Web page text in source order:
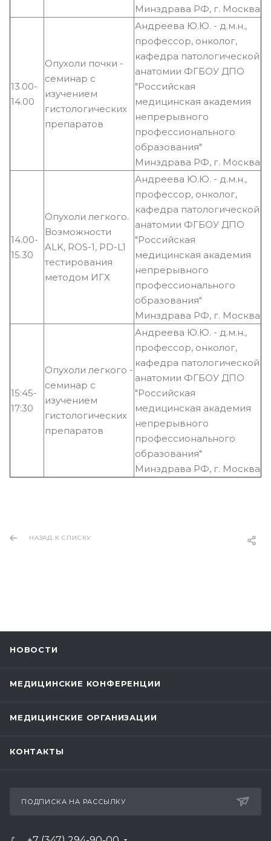
Минздрава РФ, г. Москва
13.00-
14.00
Опухоли почки -
семинар с
изучением
гистологических
препаратов
Андреева Ю.Ю. - д.м.н.,
профессор, онколог,
кафедра патологической
анатомии ФГБОУ ДПО
"Российская
медицинская академия
непрерывного
профессионального
образования"
Минздрава РФ, г. Москва
14.00-
15.30
Опухоли легкого.
Возможности
ALK, ROS-1, PD-L1
тестирования
методом ИГХ
Андреева Ю.Ю. - д.м.н.,
профессор, онколог,
кафедра патологической
анатомии ФГБОУ ДПО
"Российская
медицинская академия
непрерывного
профессионального
образования"
Минздрава РФ, г. Москва
15:45-
17:30
Опухоли легкого -
семинар с
изучением
гистологических
препаратов
Андреева Ю.Ю. - д.м.н.,
профессор, онколог,
кафедра патологической
анатомии ФГБОУ ДПО
"Российская
медицинская академия
непрерывного
профессионального
образования"
Минздрава РФ, г. Москва
НАЗАД К СПИСКУ
НОВОСТИ
МЕДИЦИНСКИЕ КОНФЕРЕНЦИИ
МЕДИЦИНСКИЕ ОРГАНИЗАЦИИ
КОНТАКТЫ
ПОДПИСКА НА РАССЫЛКУ